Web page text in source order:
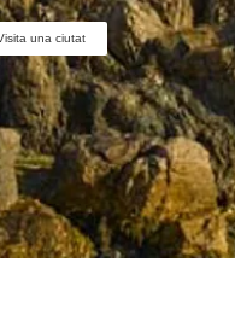
una ciutat